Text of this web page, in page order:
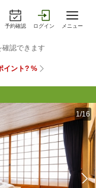
予約確認 ログイン メニュー
1/16